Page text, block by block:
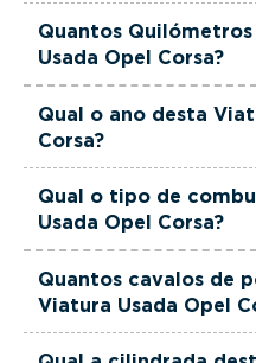
FILINTO MOTA são
quilómetros reais
de uma equipa de
pronta a ajudá-lo a
melhor se adapta às
orçamento.
Quantos
Usada Opel Corsa?
122000 km.
Qual o ano desta
Corsa?
Qual o tipo de
Usada Opel Corsa?
com uma motorização
Quantos cavalos de
Viatura Usada Opel